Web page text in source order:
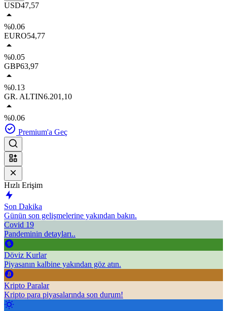
USD47,57
%0.06
EURO54,77
%0.05
GBP63,97
%0.13
GR. ALTIN6.201,10
%0.06
Premium'a Geç
Hızlı Erişim
Son Dakika
Günün son gelişmelerine yakından bakın.
Covid 19
Pandeminin detayları..
Döviz Kurlar
Piyasanın kalbine yakından göz atın.
Kripto Paralar
Kripto para piyasalarında son durum!